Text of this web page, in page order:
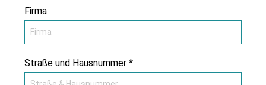
Firma
Straße und Hausnummer *